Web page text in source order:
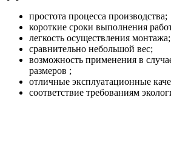
простота процесса производства;
короткие сроки выполнения
легкость осуществления монтажа;
сравнительно небольшой вес;
возможность применения в
размеров ;
отличные эксплуатационные
соответствие требованиям